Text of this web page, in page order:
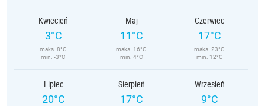
Kwiecień
3°C
maks. 8°C
min. -3°C
Maj
11°C
maks. 16°C
min. 4°C
Czerwiec
17°C
maks. 23°C
min. 12°C
Lipiec
20°C
Sierpień
17°C
Wrzesień
9°C